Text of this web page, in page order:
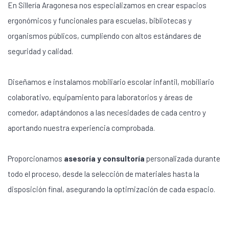
En Sillería Aragonesa nos especializamos en crear espacios
ergonómicos y funcionales para escuelas, bibliotecas y
organismos públicos, cumpliendo con altos estándares de
seguridad y calidad.
Diseñamos e instalamos mobiliario escolar infantil, mobiliario
colaborativo, equipamiento para laboratorios y áreas de
comedor, adaptándonos a las necesidades de cada centro y
aportando nuestra experiencia comprobada.
Proporcionamos asesoría y consultoría personalizada durante
todo el proceso, desde la selección de materiales hasta la
disposición final, asegurando la optimización de cada espacio.